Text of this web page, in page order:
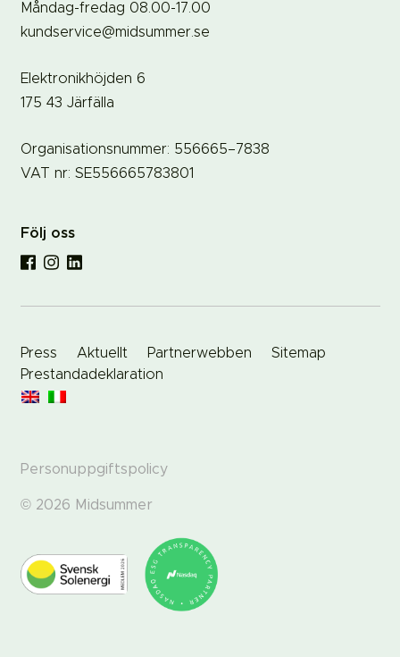
Måndag-fredag 08.00-17.00
kundservice@midsummer.se
Elektronikhöjden 6
175 43 Järfälla
Organisationsnummer: 556665–7838
VAT nr: SE556665783801
Följ oss
Press Aktuellt Partnerwebben
Sitemap
Prestandadeklaration
Personuppgiftspolicy
© 2026 Midsummer